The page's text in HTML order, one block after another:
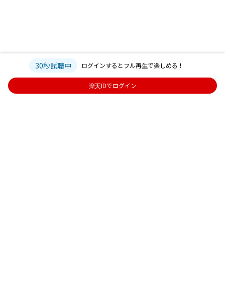
30秒試聴中 ログインするとフル再生で楽しめる！
楽天IDでログイン